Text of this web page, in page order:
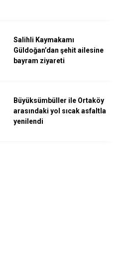
Salihli Kaymakamı
Güldoğan’dan şehit ailesine
bayram ziyareti
Büyüksümbüller ile Ortaköy
arasındaki yol sıcak asfaltla
yenilendi